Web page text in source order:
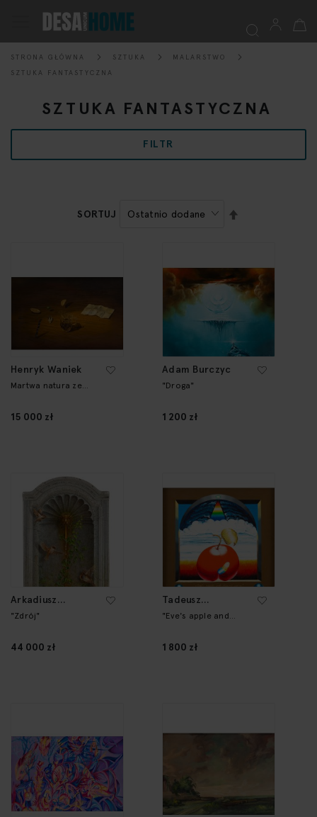
Mój
STRONA GŁÓWNA SZTUKA
MALARSTWO
SZTUKA FANTASTYCZNA
SZTUKA FANTASTYCZNA
SORTUJ
Henryk Waniek
Martwa natura ze
15 000 zł
Adam Burczyc
"Droga"
1 200 zł
Arkadiusz
Dzielawski
"Zdrój"
44 000 zł
Tadeusz
Ciesiulewicz
"Eve's apple and
1 800 zł
FILTR